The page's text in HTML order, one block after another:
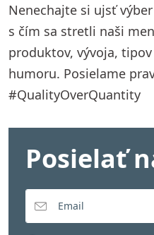
Nenechajte si ujsť
s čím sa stretli naši
produktov, vývoja,
humoru. Posielame
#QualityOverQuantity
Posielať